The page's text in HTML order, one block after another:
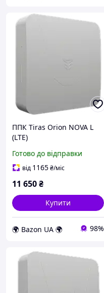
ППК Tiras Orion NOVA L
(LTE)
Готово до відправки
від 1165₴/міс
11 650₴
Купити
🌍 Bazon UA 🌍 98%